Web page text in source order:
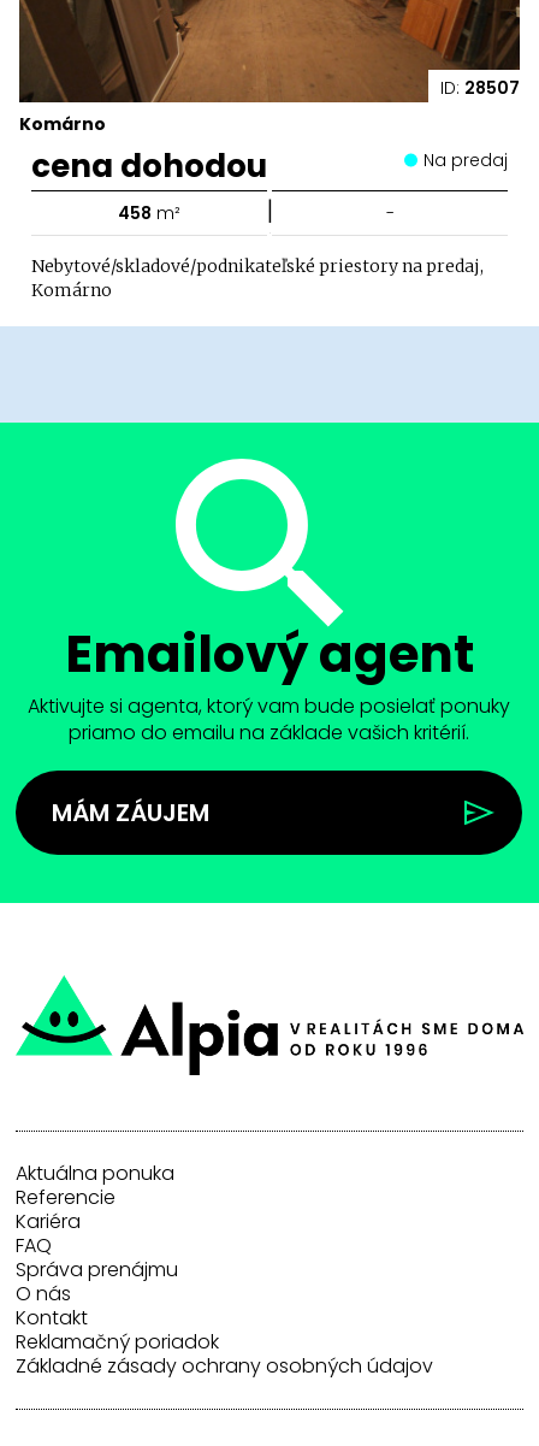
ID: 28507
Komárno
cena dohodou Na predaj
458 m² | -
Nebytové/skladové/podnikateľské priestory na predaj,
Komárno
Emailový agent
Aktivujte si agenta, ktorý vam bude posielať ponuky
priamo do emailu na základe vašich kritérií.
MÁM ZÁUJEM
Aktuálna ponuka
Referencie
Kariéra
FAQ
Správa prenájmu
O nás
Kontakt
Reklamačný poriadok
Základné zásady ochrany osobných údajov